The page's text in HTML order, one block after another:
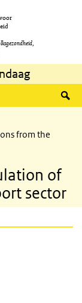
from the
of
sector